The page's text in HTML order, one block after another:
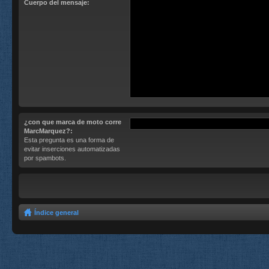
Cuerpo del mensaje:
¿con que marca de moto corre
MarcMarquez?:
Esta pregunta es una forma de
evitar inserciones automatizadas
por spambots.
Índice general